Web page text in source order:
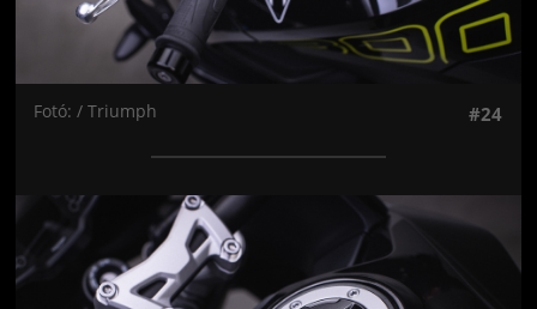
Fotó: / Triumph #24
Jön még kép!